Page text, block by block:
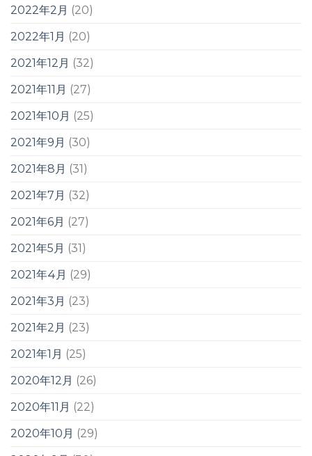
2022年2月 (20)
2022年1月 (20)
2021年12月 (32)
2021年11月 (27)
2021年10月 (25)
2021年9月 (30)
2021年8月 (31)
2021年7月 (32)
2021年6月 (27)
2021年5月 (31)
2021年4月 (29)
2021年3月 (23)
2021年2月 (23)
2021年1月 (25)
2020年12月 (26)
2020年11月 (22)
2020年10月 (29)